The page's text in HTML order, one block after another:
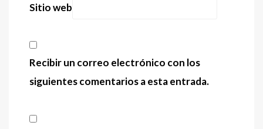
Sitio web
Recibir un correo electrónico con los
siguientes comentarios a esta entrada.